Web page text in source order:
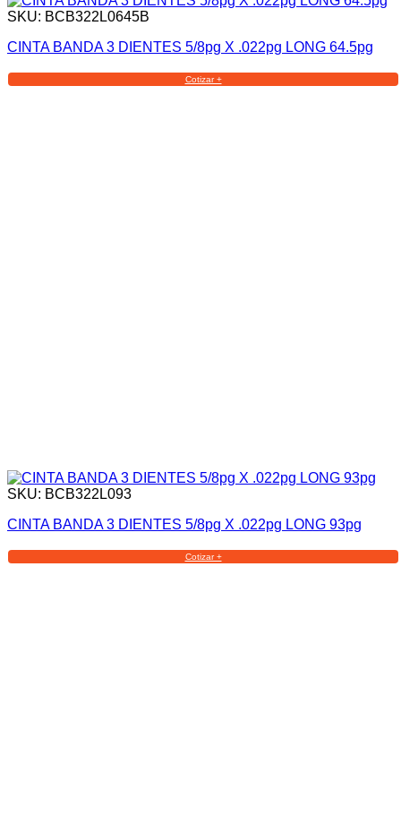
SKU: BCB322L0645B
CINTA BANDA 3 DIENTES 5/8pg X .022pg LONG 64.5pg
Cotizar +
SKU: BCB322L093
CINTA BANDA 3 DIENTES 5/8pg X .022pg LONG 93pg
Cotizar +